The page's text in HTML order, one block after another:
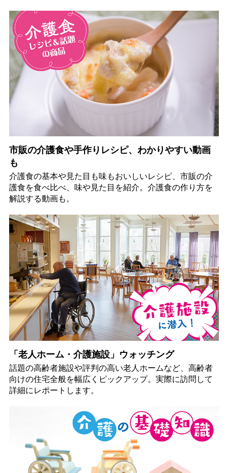
市販の介護食や手作りレシピ、わかりやすい動画
も
介護食の基本や見た目も味もおいしいレシピ、市販の介
護食を食べ比べ、味や見た目を紹介。介護食の作り方を
解説する動画も。
「老人ホーム・介護施設」ウォッチング
話題の高齢者施設や評判の高い老人ホームなど、高齢者
向けの住宅全般を幅広くピックアップ。実際に訪問して
詳細にレポートします。